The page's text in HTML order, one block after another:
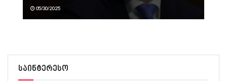
05/30/2025
საინტერესო